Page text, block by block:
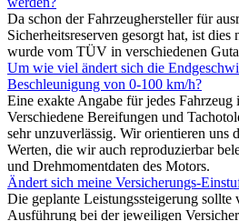
Da schon der Fahrzeughersteller für
Sicherheitsreserven gesorgt hat, ist
wurde vom TÜV in verschiedenen
Um wie viel ändert sich die
Beschleunigung von 0-100 km/h?
Eine exakte Angabe für jedes
Verschiedene Bereifungen und
sehr unzuverlässig. Wir orientieren uns
Werten, die wir auch reproduzierbar
und Drehmomentdaten des Motors.
Ändert sich meine Versicherungs-
Die geplante Leistungssteigerung
Ausführung bei der jeweiligen